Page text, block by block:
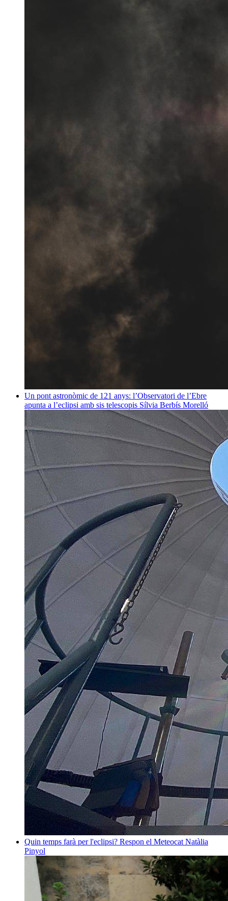
Un pont astronòmic de 121 anys: l’Observatori de l’Ebre
apunta a l’eclipsi amb sis telescopis Sílvia Berbís Morelló
Quin temps farà per l'eclipsi? Respon el Meteocat Natàlia
Pinyol